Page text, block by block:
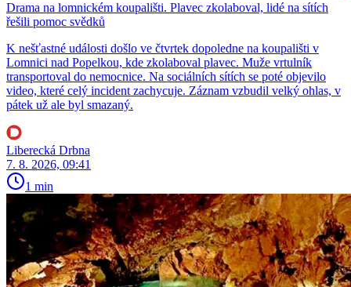
Drama na lomnickém koupališti. Plavec zkolaboval, lidé na sítích
řešili pomoc svědků
K nešťastné události došlo ve čtvrtek dopoledne na koupališti v
Lomnici nad Popelkou, kde zkolaboval plavec. Muže vrtulník
transportoval do nemocnice. Na sociálních sítích se poté objevilo
video, které celý incident zachycuje. Záznam vzbudil velký ohlas, v
pátek už ale byl smazaný.
Liberecká Drbna
7. 8. 2026, 09:41
1 min